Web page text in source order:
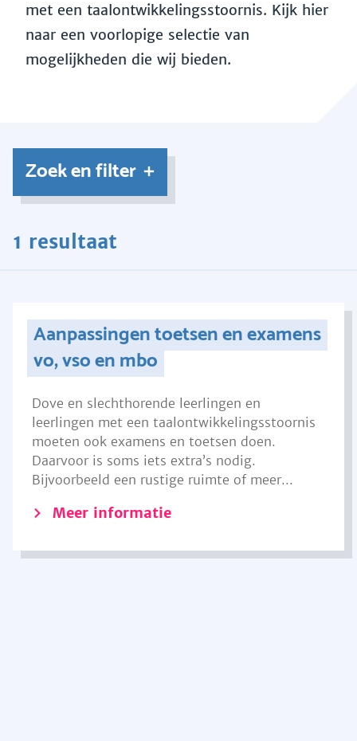
met een taalontwikkelingsstoornis. Kijk hier
naar een voorlopige selectie van
mogelijkheden die wij bieden.
Zoek en filter
1 resultaat
Aanpassingen toetsen en examens
vo, vso en mbo
Dove en slechthorende leerlingen en
leerlingen met een taalontwikkelingsstoornis
moeten ook examens en toetsen doen.
Daarvoor is soms iets extra’s nodig.
Bijvoorbeeld een rustige ruimte of meer...
Meer informatie